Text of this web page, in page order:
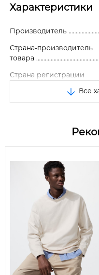
Характеристики
Производитель
Страна-производитель
товара
Страна регистрации
Размер
Особенности
Все